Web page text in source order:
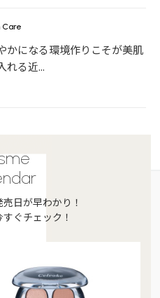
Care
かになる環境作りこそが美肌
れる近...
日が早わかり！
ぐチェック！